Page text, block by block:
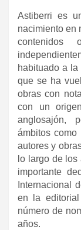
Astiberri es
nacimiento en
contenidos
habituado a
que se ha
obras con
con un
anglosajón,
ámbitos
autores y
lo largo de
importante
Internacional
en la
número de
años.